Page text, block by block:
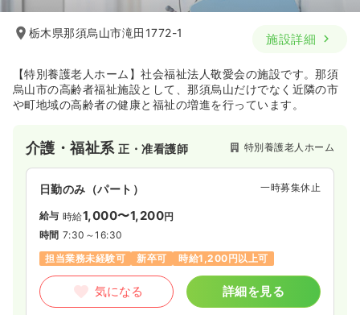
栃木県那須烏山市滝田1772-1 施設詳細
【特別養護老人ホーム】社会福祉法人敬愛会の施設です。那須
烏山市の高齢者福祉施設として、那須烏山だけでなく近隣の市
や町地域の高齢者の健康と福祉の増進を行っています。
介護・福祉系正・准看護師 特別養護老人ホーム
日勤のみ（パート） 一時募集休止
給与 時給1,000〜1,200円
時間 7:30～16:30
担当業務未経験可
新卒可 時給1,200円以上可
気になる 詳細を見る